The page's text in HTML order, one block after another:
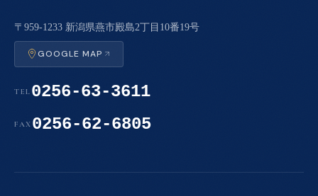
〒959-1233 新潟県燕市殿島2丁目10番19号
GOOGLE MAP
TEL 0256-63-3611
FAX 0256-62-6805